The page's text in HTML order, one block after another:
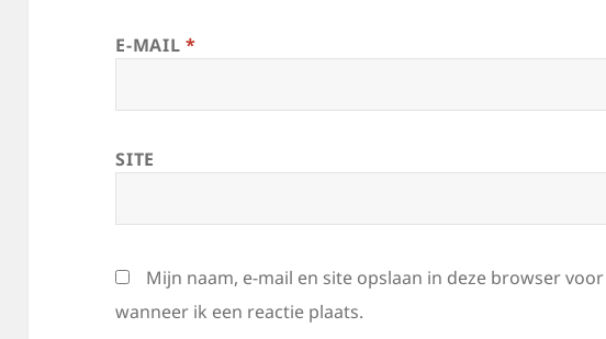
E-MAIL *
SITE
Mijn naam, e-mail en site opslaan in deze browser
wanneer ik een reactie plaats.